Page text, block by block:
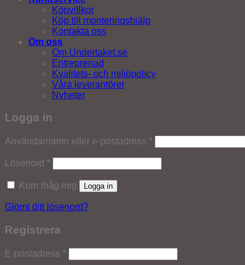
Köpvillkor
Köp till monteringshjälp
Kontakta oss
Om oss
Om Undertaket.se
Entreprenad
Kvalitets- och miljöpolicy
Våra leverantörer
Nyheter
Logga in
Användarnamn eller e-postadress *Obligatoriskt
Lösenord *Obligatoriskt
Kom ihåg mig Logga in
Glömt ditt lösenord?
Registrera
E-postadress *Obligatoriskt